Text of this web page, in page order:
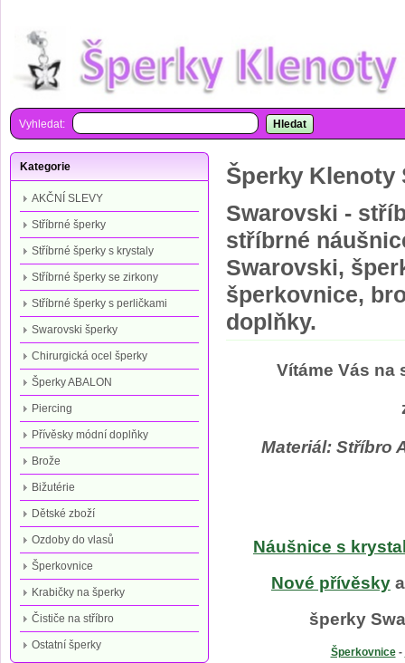
Vyhledat: Hledat
Šperky Klenoty
Swarovski -
stříbrné
Swarovski,
šperkovnice,
doplňky.
Vítáme Vás na
Materiál: Stříbro
Náušnice s
Nové přívěsky
šperky
Šperkovnice-
Kategorie
AKČNÍ SLEVY
Stříbrné šperky
Stříbrné šperky s krystaly
Stříbrné šperky se zirkony
Stříbrné šperky s perličkami
Swarovski šperky
Chirurgická ocel šperky
Šperky ABALON
Piercing
Přívěsky módní doplňky
Brože
Bižutérie
Dětské zboží
Ozdoby do vlasů
Šperkovnice
Krabičky na šperky
Čističe na stříbro
Ostatní šperky